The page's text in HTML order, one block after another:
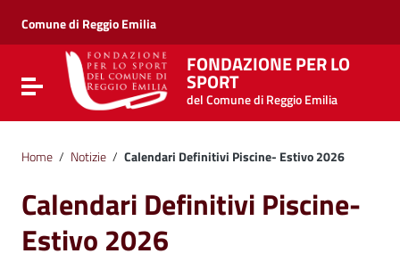
Vai al menu di navigazione
Vai al footer
Comune di Reggio Emilia
Attiva / disattiva la navigazione
FONDAZIONE PER LO
SPORT
del Comune di Reggio Emilia
Home / Notizie / Calendari Definitivi Piscine- Estivo 2026
Calendari Definitivi Piscine-
Estivo 2026